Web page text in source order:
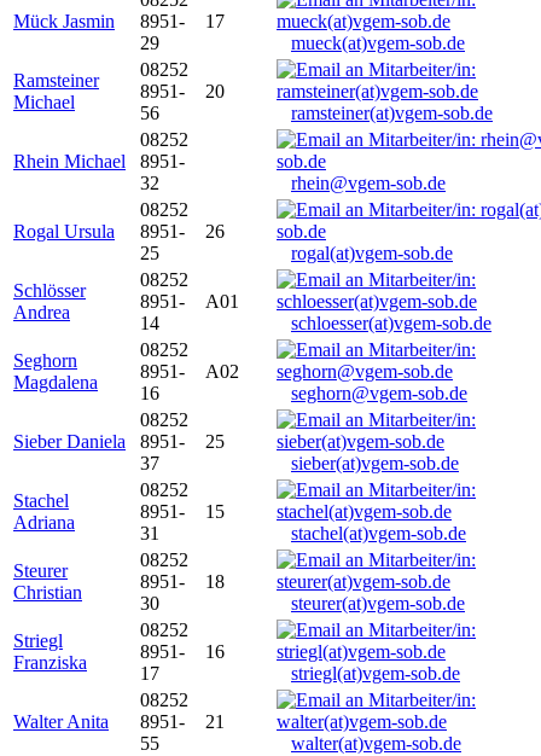
Mück Jasmin
8951-
29
17
mueck(at)vgem-sob.de
Ramsteiner
Michael
08252
8951-
56
20
ramsteiner(at)vgem-sob.de
Rhein Michael
08252
8951-
32
rhein@vgem-sob.de
Rogal Ursula
08252
8951-
25
26
rogal(at)vgem-sob.de
Schlösser
Andrea
08252
8951-
14
A01
schloesser(at)vgem-sob.de
Seghorn
Magdalena
08252
8951-
16
A02
seghorn@vgem-sob.de
Sieber Daniela
08252
8951-
37
25
sieber(at)vgem-sob.de
Stachel
Adriana
08252
8951-
31
15
stachel(at)vgem-sob.de
Steurer
Christian
08252
8951-
30
18
steurer(at)vgem-sob.de
Striegl
Franziska
08252
8951-
17
16
striegl(at)vgem-sob.de
Walter Anita
08252
8951-
55
21
walter(at)vgem-sob.de